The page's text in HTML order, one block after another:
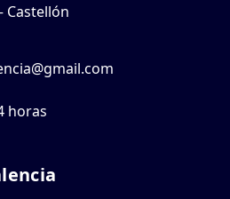
Castellón
horas